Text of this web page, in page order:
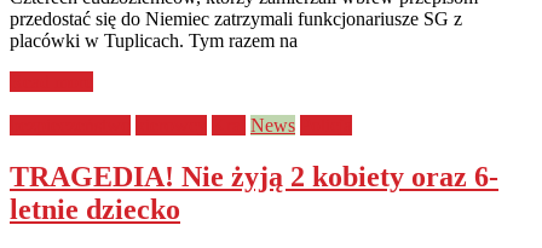
przedostać się do Niemiec zatrzymali funkcjonariusze SG z
placówki w Tuplicach. Tym razem na
News
TRAGEDIA! Nie żyją 2 kobiety oraz 6-
letnie dziecko